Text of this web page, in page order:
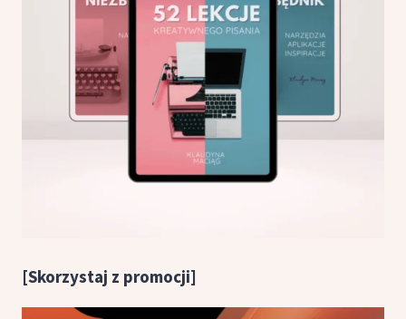
[Skorzystaj z promocji]